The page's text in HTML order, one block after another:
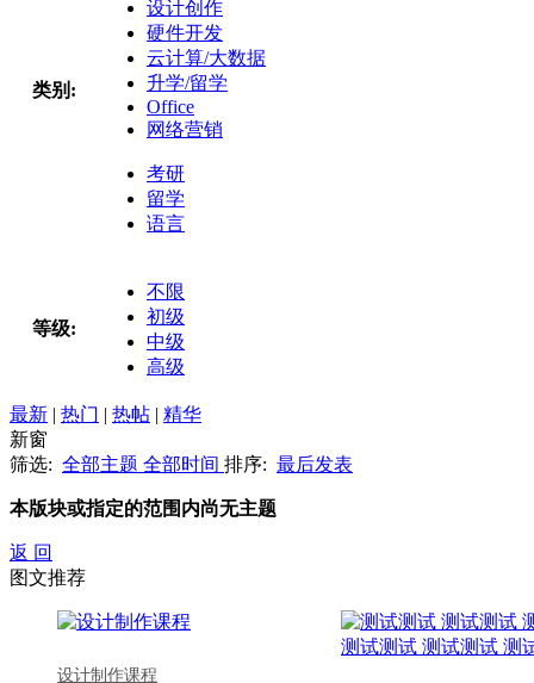
类别:
设计创作
硬件开发
云计算/大数据
升学/留学
Office
网络营销
考研
留学
语言
等级:
不限
初级
中级
高级
最新 | 热门 | 热帖 | 精华
新窗
筛选: 全部主题 全部时间 排序: 最后发表
本版块或指定的范围内尚无主题
返 回
图文推荐
设计制作课程